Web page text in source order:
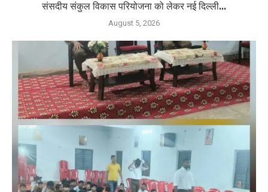
संसदीय संकुल विकास परियोजना को लेकर नई दिल्ली...
August 5, 2026